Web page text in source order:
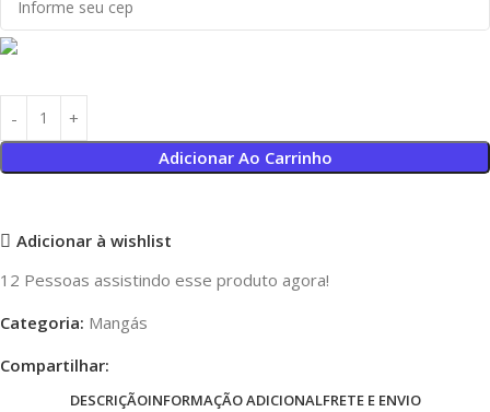
Adicionar Ao Carrinho
Adicionar à wishlist
12 Pessoas assistindo esse produto agora!
Categoria: Mangás
Compartilhar:
DESCRIÇÃOINFORMAÇÃO ADICIONALFRETE E ENVIO